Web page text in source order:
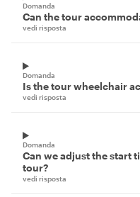
Domanda
Can the tour
vedi risposta
Domanda
Is the tour wheelchair
vedi risposta
Domanda
Can we adjust the start
tour?
vedi risposta